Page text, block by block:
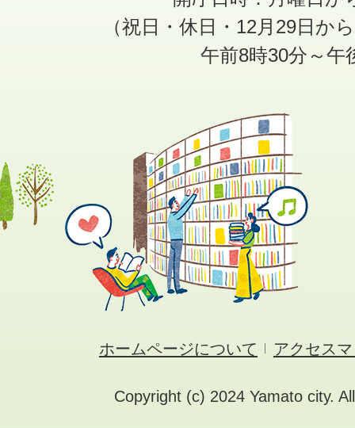
（祝日・休日・12月29日か
午前8時30分～午
ホームページについて アクセス
Copyright (c) 2024 Yamato city.